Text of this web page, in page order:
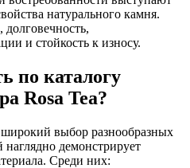
натурального камня.
и стойкость к износу.
по каталогу
Rosa Tea?
выбор разнообразных
демонстрирует
Среди них: